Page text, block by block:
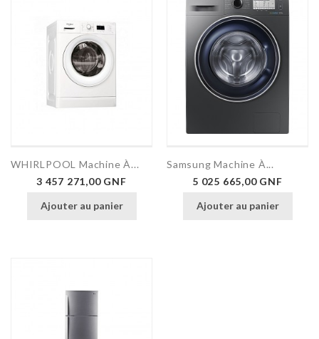
WHIRLPOOL Machine À...
Prix
3 457 271,00 GNF
Ajouter au panier
Samsung Machine À...
Prix
5 025 665,00 GNF
Ajouter au panier